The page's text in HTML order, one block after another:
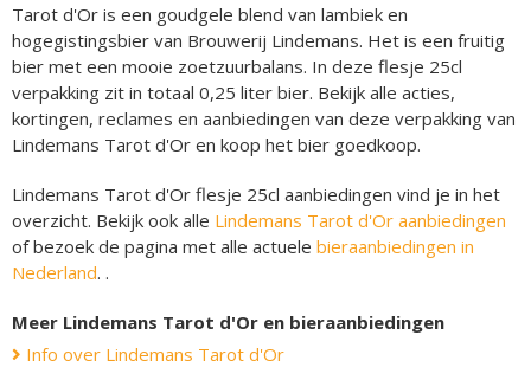
Tarot d'Or is een goudgele blend van lambiek en
hogegistingsbier van Brouwerij Lindemans. Het is een fruitig
bier met een mooie zoetzuurbalans. In deze flesje 25cl
verpakking zit in totaal 0,25 liter bier. Bekijk alle acties,
kortingen, reclames en aanbiedingen van deze verpakking van
Lindemans Tarot d'Or en koop het bier goedkoop.
Lindemans Tarot d'Or flesje 25cl aanbiedingen vind je in het
overzicht. Bekijk ook alle Lindemans Tarot d'Or aanbiedingen
of bezoek de pagina met alle actuele bieraanbiedingen in
Nederland. .
Meer Lindemans Tarot d'Or en bieraanbiedingen
Info over Lindemans Tarot d'Or